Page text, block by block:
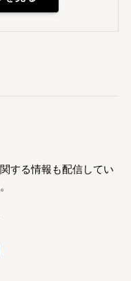
する情報も配信してい